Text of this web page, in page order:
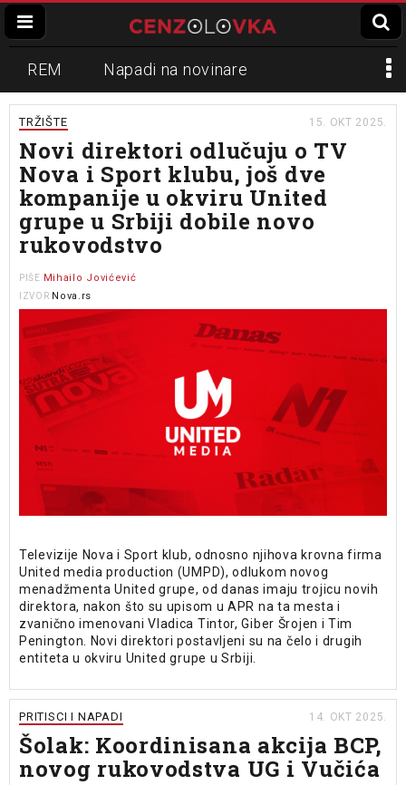
REM Napadi na novinare
Zvučni top
Propaganda Lokalni mediji
Informer Slavko Ćuruvija
TRŽIŠTE 15. OKT 2025.
Novi direktori odlučuju o TV
Nova i Sport klubu, još dve
kompanije u okviru United
grupe u Srbiji dobile novo
rukovodstvo
PIŠE Mihailo Jovićević
IZVOR Nova.rs
Televizije Nova i Sport klub, odnosno njihova krovna firma
United media production (UMPD), odlukom novog
menadžmenta United grupe, od danas imaju trojicu novih
direktora, nakon što su upisom u APR na ta mesta i
zvanično imenovani Vladica Tintor, Giber Šrojen i Tim
Penington. Novi direktori postavljeni su na čelo i drugih
entiteta u okviru United grupe u Srbiji.
PRITISCI I NAPADI 14. OKT 2025.
Šolak: Koordinisana akcija BCP,
novog rukovodstva UG i Vučića